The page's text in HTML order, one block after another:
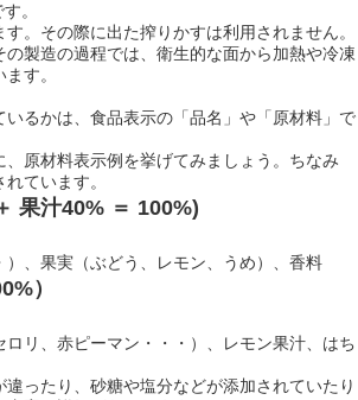
。
。その際に出た搾りかすは利用されません。
製造の過程では、衛生的な面から加熱や冷凍
す。
るかは、食品表示の「品名」や「原材料」で
原材料表示例を挙げてみましょう。ちなみ
ています。
果汁40% ＝ 100%)
、果実（ぶどう、レモン、うめ）、香料
）
リ、赤ピーマン・・・）、レモン果汁、はち
ったり、砂糖や塩分などが添加されていたり